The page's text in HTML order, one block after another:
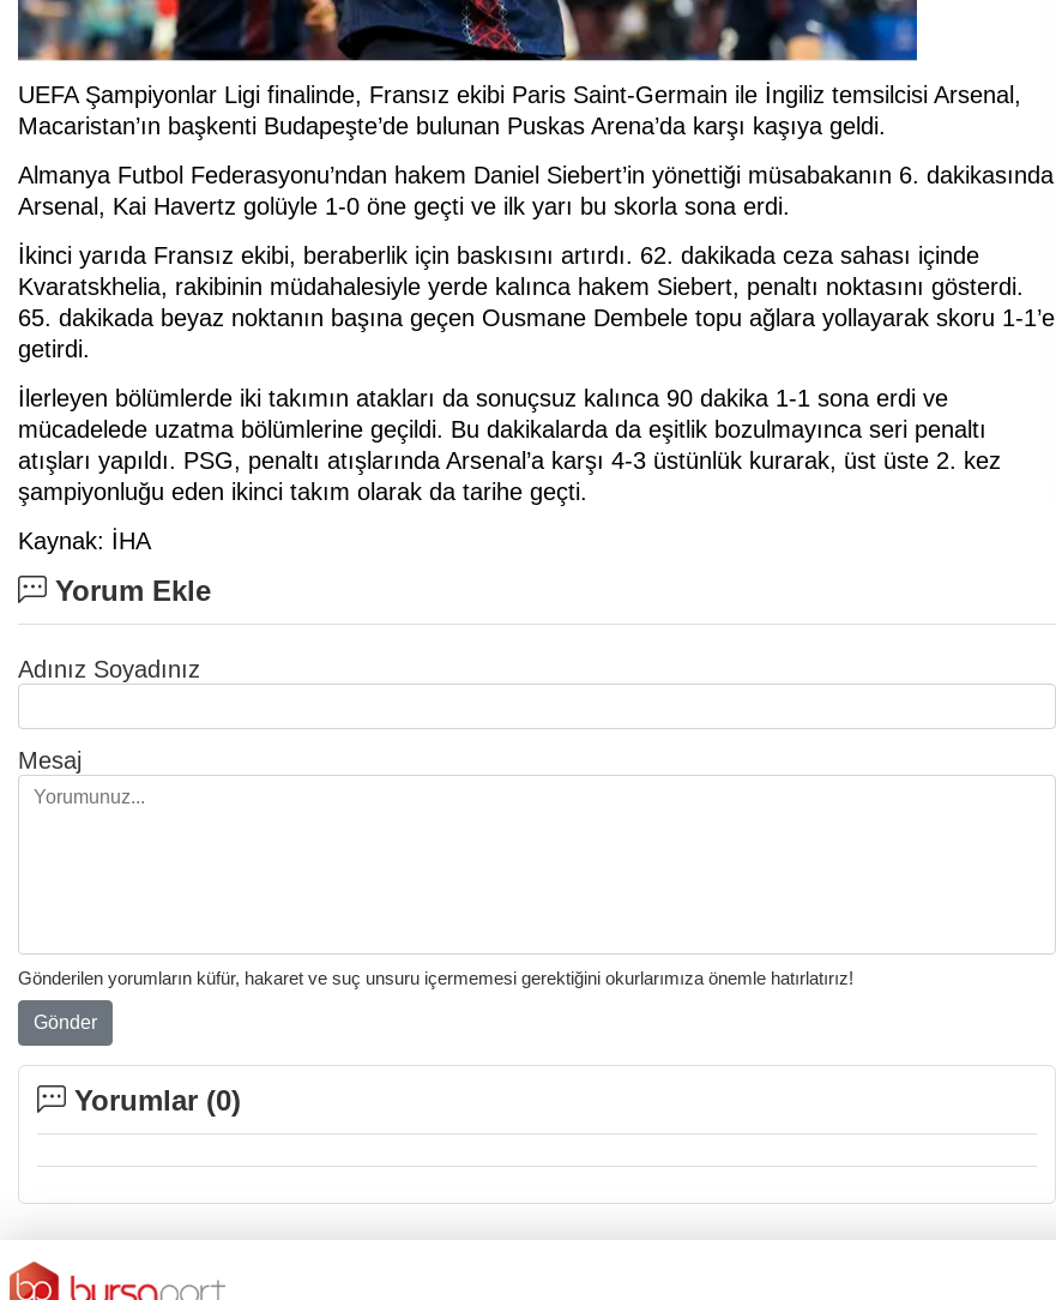
UEFA Şampiyonlar Ligi finalinde, Fransız ekibi Paris Saint-Germain ile İngiliz temsilcisi Arsenal,
Macaristan’ın başkenti Budapeşte’de bulunan Puskas Arena’da karşı kaşıya geldi.
Almanya Futbol Federasyonu’ndan hakem Daniel Siebert’in yönettiği müsabakanın 6. dakikasında
Arsenal, Kai Havertz golüyle 1-0 öne geçti ve ilk yarı bu skorla sona erdi.
İkinci yarıda Fransız ekibi, beraberlik için baskısını artırdı. 62. dakikada ceza sahası içinde
Kvaratskhelia, rakibinin müdahalesiyle yerde kalınca hakem Siebert, penaltı noktasını gösterdi.
65. dakikada beyaz noktanın başına geçen Ousmane Dembele topu ağlara yollayarak skoru 1-1’e
getirdi.
İlerleyen bölümlerde iki takımın atakları da sonuçsuz kalınca 90 dakika 1-1 sona erdi ve
mücadelede uzatma bölümlerine geçildi. Bu dakikalarda da eşitlik bozulmayınca seri penaltı
atışları yapıldı. PSG, penaltı atışlarında Arsenal’a karşı 4-3 üstünlük kurarak, üst üste 2. kez
şampiyonluğu eden ikinci takım olarak da tarihe geçti.
Kaynak: İHA
Yorum Ekle
Adınız Soyadınız
Mesaj
Gönderilen yorumların küfür, hakaret ve suç unsuru içermemesi gerektiğini okurlarımıza önemle hatırlatırız!
Gönder
Yorumlar (0)